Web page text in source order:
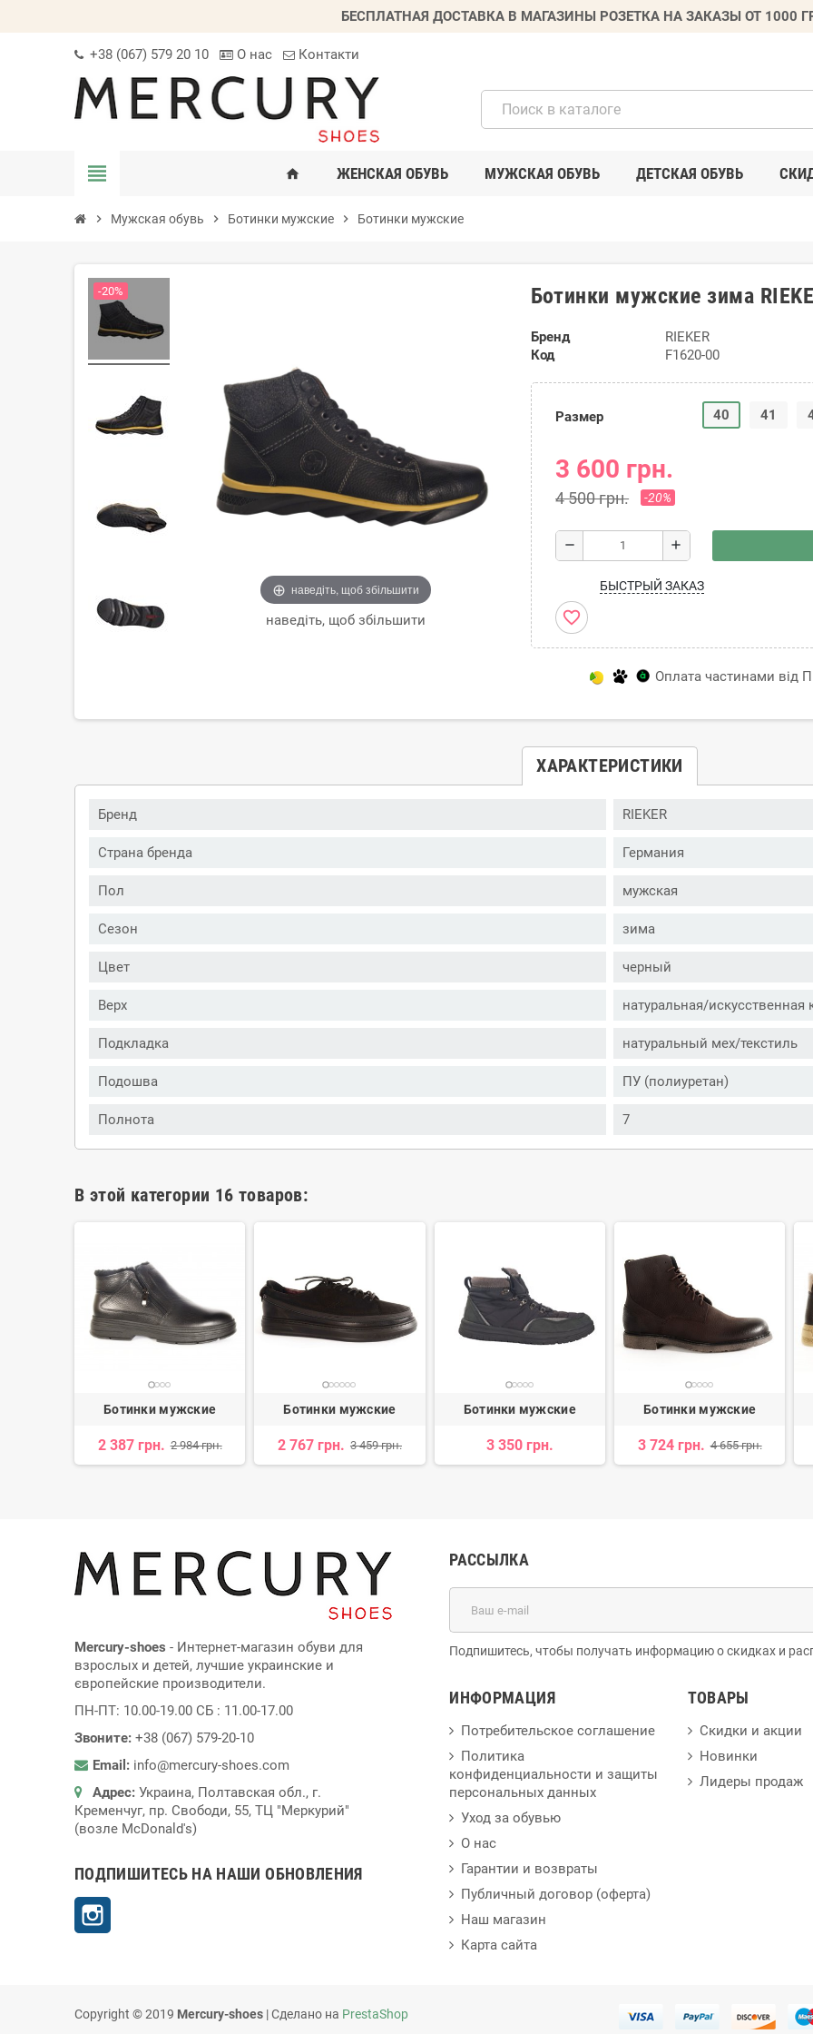
БЕСПЛАТНАЯ ДОСТАВКА В МАГАЗИНЫ РОЗЕТКА НА ЗАКАЗЫ ОТ 1000
+38 (067) 579 20 10 О нас Контакти
view_headline home ЖЕНСКАЯ ОБУВЬ МУЖСКАЯ ОБУВЬ ДЕТСКАЯ ОБУВЬ
chevron_right Мужская обувь chevron_right Ботинки мужские chevron_right Ботинки мужские
наведіть, щоб збільшити
наведіть, щоб збільшити
-20% Ботинки мужские зима
Бренд
RIEKER
Код
F1620-00
Размер 40 41
3 600 грн.
4 500 грн. -20%
remove add
БЫСТРЫЙ ЗАКАЗ
favorite_border
Оплата частинами від
ХАРАКТЕРИСТИКИ
Бренд RIEKER
Страна бренда Германия
Пол мужская
Сезон зима
Цвет черный
Верх натуральная/искусственная
Подкладка натуральный мех/текстиль
Подошва ПУ (полиуретан)
Полнота 7
В этой категории 16 товаров:
Ботинки мужские
2 387 грн. 2 984 грн.
Ботинки мужские
2 767 грн. 3 459 грн.
Ботинки мужские
3 350 грн.
Ботинки мужские
3 724 грн. 4 655 грн.
Mercury-shoes - Интернет-магазин обуви для
взрослых и детей, лучшие украинские и
європейские производители.
ПН-ПТ: 10.00-19.00 СБ : 11.00-17.00
Звоните: +38 (067) 579-20-10
Email: info@mercury-shoes.com
Адрес: Украина, Полтавская обл., г.
Кременчуг, пр. Свободи, 55, ТЦ "Меркурий"
(возле McDonald's)
ПОДПИШИТЕСЬ НА НАШИ ОБНОВЛЕНИЯ
РАССЫЛКА
Подпишитесь, чтобы получать информацию о скидках и
ИНФОРМАЦИЯ
Потребительское соглашение
Политика
конфиденциальности и защиты
персональных данных
Уход за обувью
О нас
Гарантии и возвраты
Публичный договор (оферта)
Наш магазин
Карта сайта
ТОВАРЫ
Скидки и акции
Новинки
Лидеры продаж
Copyright © 2019 Mercury-shoes | Сделано на PrestaShop